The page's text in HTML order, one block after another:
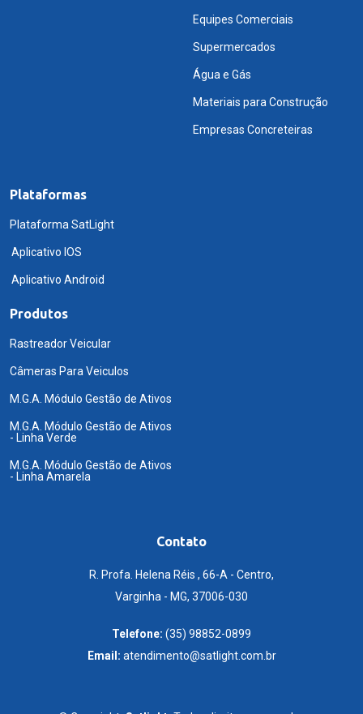
Equipes Comerciais
Supermercados
Água e Gás
Materiais para Construção
Empresas Concreteiras
Plataformas
Plataforma SatLight
Aplicativo IOS
Aplicativo Android
Produtos
Rastreador Veicular
Câmeras Para Veiculos
M.G.A. Módulo Gestão de Ativos
M.G.A. Módulo Gestão de Ativos
- Linha Verde
M.G.A. Módulo Gestão de Ativos
- Linha Amarela
Contato
R. Profa. Helena Réis , 66-A - Centro,
Varginha - MG, 37006-030
Telefone: (35) 98852-0899
Email: atendimento@satlight.com.br